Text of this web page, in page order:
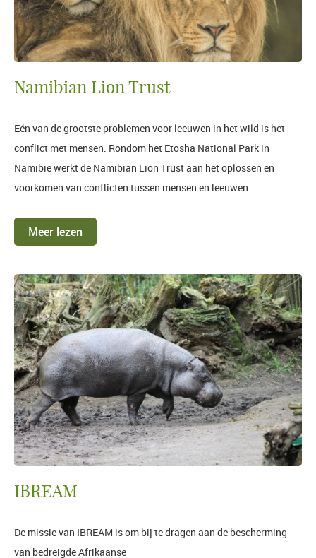
Namibian Lion Trust
Eén van de grootste problemen voor leeuwen in het wild is het
conflict met mensen. Rondom het Etosha National Park in
Namibië werkt de Namibian Lion Trust aan het oplossen en
voorkomen van conflicten tussen mensen en leeuwen.
Meer lezen
IBREAM
De missie van IBREAM is om bij te dragen aan de bescherming
van bedreigde Afrikaanse